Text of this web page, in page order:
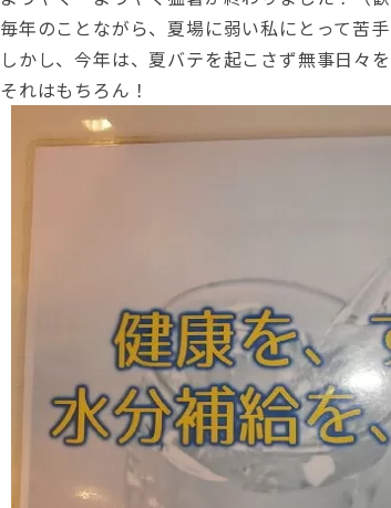
毎年のことながら、夏場に弱い私にとって苦手
しかし、今年は、夏バテを起こさず無事日々
それはもちろん！